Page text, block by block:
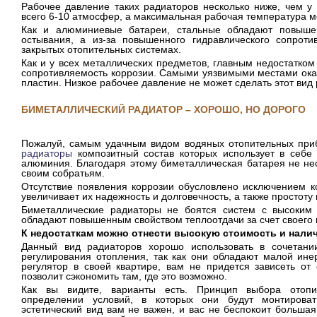
Рабочее давление таких радиаторов несколько ниже, чем у
всего 6-10 атмосфер, а максимальная рабочая температура
Как и алюминиевые батареи, стальные обладают
остывания, а из-за повышенного гидравлического
закрытых отопительных системах.
Как и у всех металлических предметов, главным
сопротивляемость коррозии. Самыми уязвимыми местами
пластин. Низкое рабочее давление не может сделать этот
БИМЕТАЛЛИЧЕСКИЙ РАДИАТОР – ХОРОШО, НО ДОРОГО
Пожалуй, самым удачным видом водяных отопительных
радиаторы композитный состав которых использует в
алюминия. Благодаря этому биметаллическая батарея не
своим собратьям.
Отсутствие появления коррозии обусловлено исключением
увеличивает их надежность и долговечность, а также
Биметаллические радиаторы не боятся систем с
обладают повышенным свойством теплоотдачи за счет
К недостаткам можно отнести высокую стоимость и
Данный вид радиаторов хорошо использовать в
регулирования отопления, так как они обладают малой
регулятор в своей квартире, вам не придется зависеть
позволит сэкономить там, где это возможно.
Как вы видите, варианты есть. Принцип выбора
определении условий, в которых они будут
эстетический вид вам не важен, и вас не беспокоит